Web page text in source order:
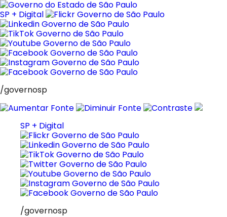
Pular
para
o
conteúdo
SP + Digital
/governosp
SP + Digital
/governosp